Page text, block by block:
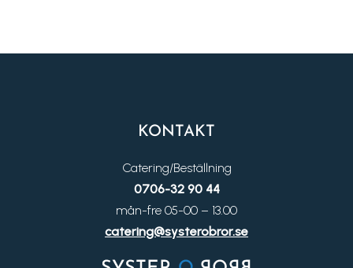
KONTAKT
Catering/Beställning
0706-32 90 44
mån-fre 05-00 – 13.00
catering@systerobror.se